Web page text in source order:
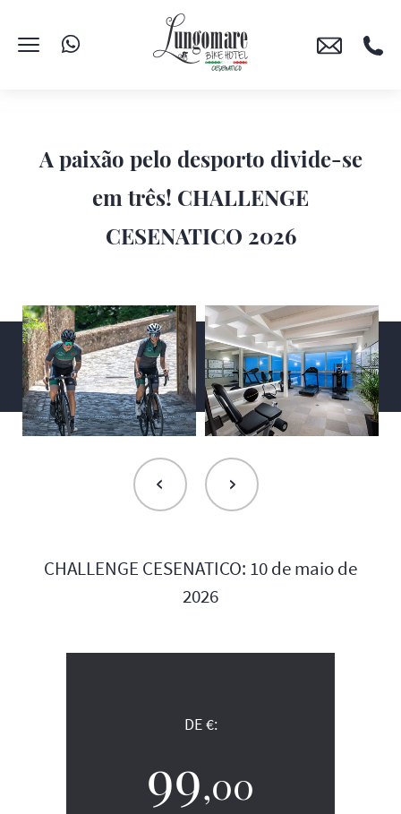
A paixão pelo desporto divide-se
em três! CHALLENGE
CESENATICO 2026
CHALLENGE CESENATICO: 10 de maio de
2026
DE €:
99,00